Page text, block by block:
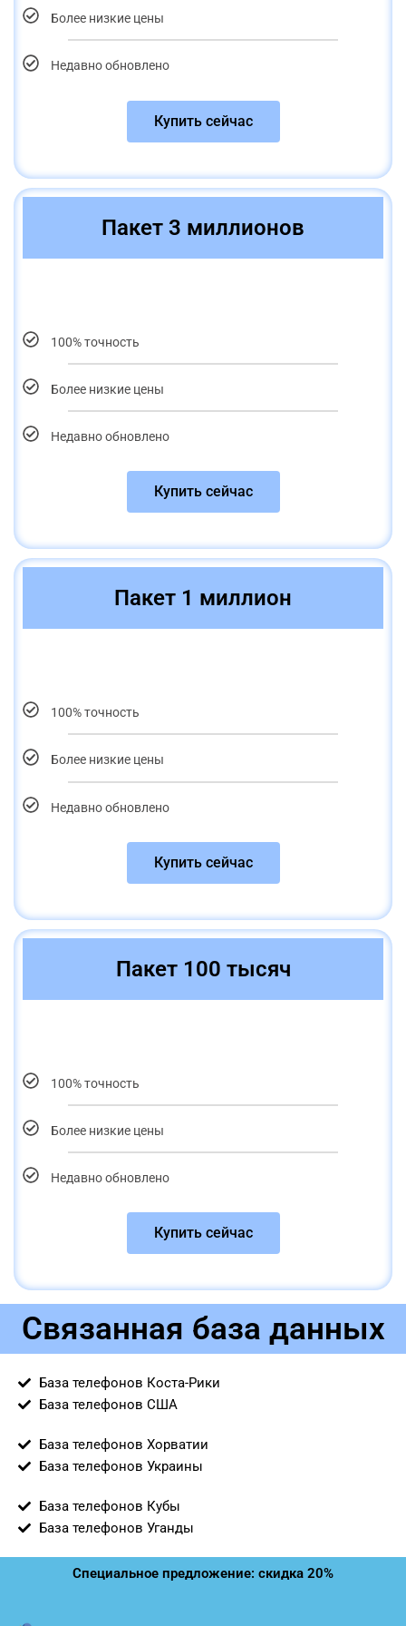
Более низкие цены
Недавно обновлено
Купить сейчас
Пакет 3 миллионов
100% точность
Более низкие цены
Недавно обновлено
Купить сейчас
Пакет 1 миллион
100% точность
Более низкие цены
Недавно обновлено
Купить сейчас
Пакет 100 тысяч
100% точность
Более низкие цены
Недавно обновлено
Купить сейчас
Связанная база данных
База телефонов Коста-Рики
База телефонов США
База телефонов Хорватии
База телефонов Украины
База телефонов Кубы
База телефонов Уганды
Специальное предложение: скидка 20%